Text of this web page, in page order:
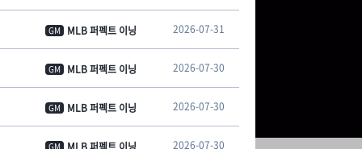
GM MLB 퍼펙트 이닝 2026-07-31
GM MLB 퍼펙트 이닝 2026-07-30
GM MLB 퍼펙트 이닝 2026-07-30
GM 2026-07-30